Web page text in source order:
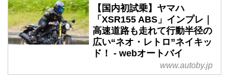
【国内初試乗】ヤマハ
「XSR155 ABS」インプレ｜
高速道路も走れて行動半径の
広い“ネオ・レトロ”ネイキッ
ド！ - webオートバイ
www.autoby.jp